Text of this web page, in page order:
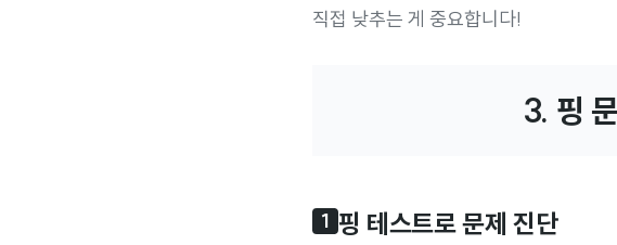
직접 낮추는 게 중요합니다!
3. 핑
1 핑 테스트로 문제 진단